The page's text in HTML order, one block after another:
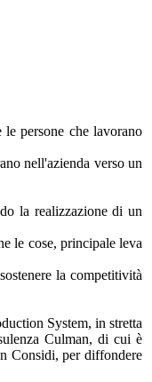
persone che lavorano
nell'azienda verso un
la realizzazione di un
le cose, principale leva
la competitività
System, in stretta
Culman, di cui è
Considi, per diffondere